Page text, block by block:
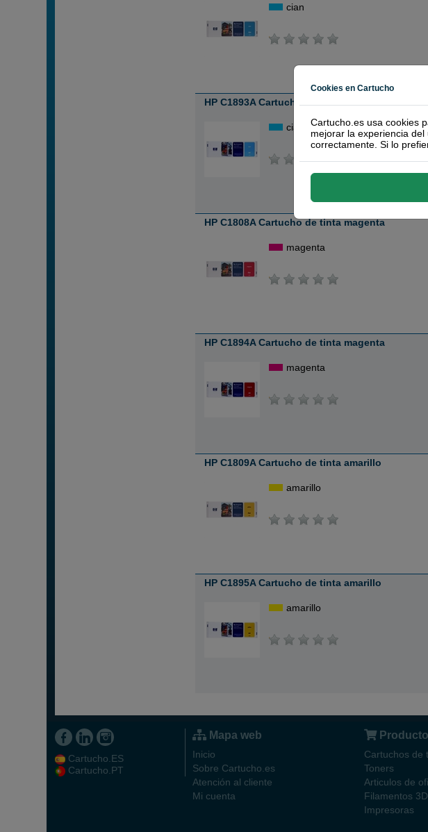
cian
HP C1893A Cartucho de tinta cian
cian
HP C1808A Cartucho de tinta magenta
magenta
HP C1894A Cartucho de tinta magenta
magenta
HP C1809A Cartucho de tinta amarillo
amarillo
HP C1895A Cartucho de tinta amarillo
amarillo
Cartucho.ES
Cartucho.PT
Mapa web
Inicio
Sobre Cartucho.es
Atención al cliente
Mi cuenta
Cartuchos de
Toners
Articulos de
Filamentos 3D
Impresoras
Cookies en Cartucho
Cartucho.es usa cookies
mejorar la experiencia
correctamente. Si lo